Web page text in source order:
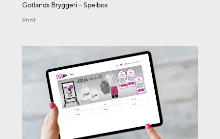
Gotlands Bryggeri – Spelbox
Print